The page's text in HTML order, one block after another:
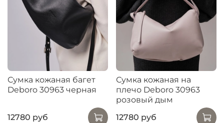
Сумка кожаная багет
Deboro 30963 черная
12780 руб
Сумка кожаная на
плечо Deboro 30963
розовый дым
12780 руб